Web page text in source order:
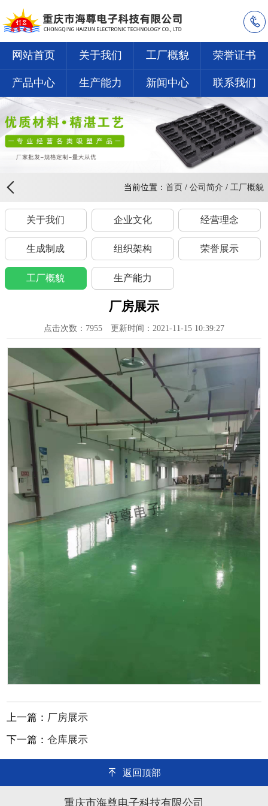
网站首页 关于我们 工厂概貌 荣誉证书
产品中心 生产能力 新闻中心 联系我们
当前位置： 首页 / 公司简介 / 工厂概貌
关于我们 企业文化 经营理念
生成制成 组织架构 荣誉展示
工厂概貌 生产能力
厂房展示
点击次数： 7955 更新时间：2021-11-15 10:39:27
上一篇： 厂房展示
下一篇：仓库展示
返回顶部
重庆市海尊电子科技有限公司